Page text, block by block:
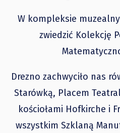
W kompleksie
zwiedzić Kolekcję
Drezno zachwyciło nas
Starówką, Placem
kościołami Hofkirche i
wszystkim Szklaną